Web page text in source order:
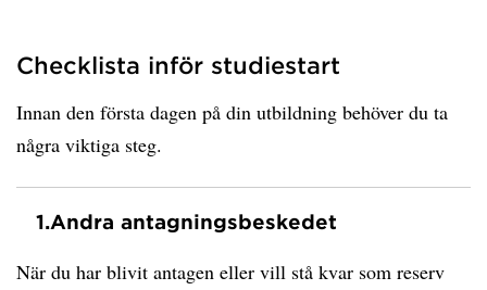
Checklista inför studiestart
Innan den första dagen på din utbildning behöver du ta
några viktiga steg.
1.Andra antagningsbeskedet
När du har blivit antagen eller vill stå kvar som reserv